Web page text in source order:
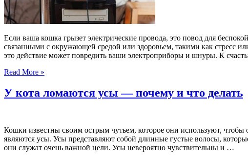
Если ваша кошка грызет электрические провода, это повод для
связанными с окружающей средой или здоровьем, такими как стресс
это действие может повредить ваши электроприборы и шнуры. К
Read More »
У кота ломаются усы — почему и что делать
Кошки известны своим острым чутьем, которое они используют,
являются усы. Усы представляют собой длинные густые волосы,
они служат очень важной цели. Усы невероятно чувствительны и …